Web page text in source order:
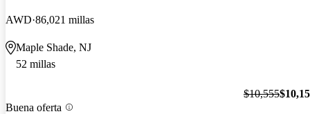
AWD 86,021 millas
Maple Shade, NJ
52 millas
Buena oferta
$10,555